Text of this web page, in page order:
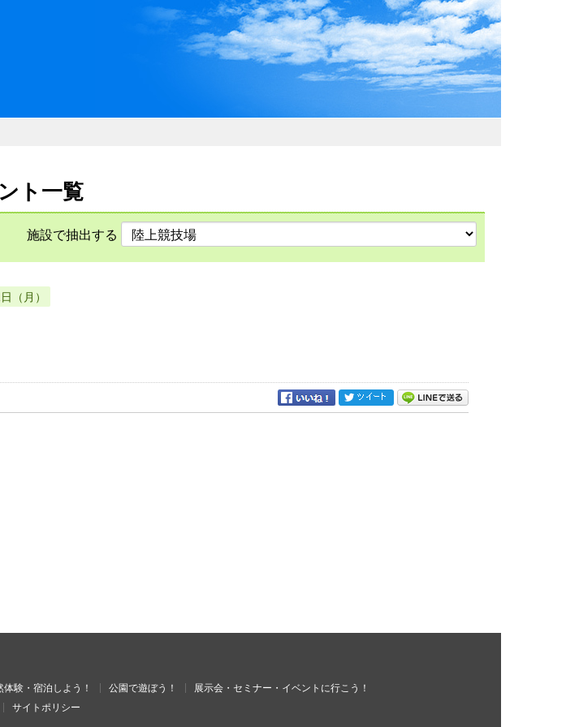
い公社 いしかわおでかけガイド
ト一覧
施設で抽出する
（月）
体験・宿泊しよう！ 公園で遊ぼう！
展示会・セミナー・イベントに行こう！
サイトポリシー